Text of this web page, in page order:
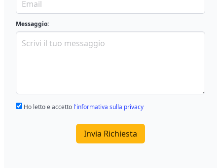
Messaggio:
Ho letto e accetto l'informativa sulla privacy
Invia Richiesta